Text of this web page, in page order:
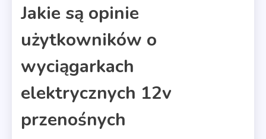
Jakie są opinie
użytkowników o
wyciągarkach
elektrycznych 12v
przenośnych